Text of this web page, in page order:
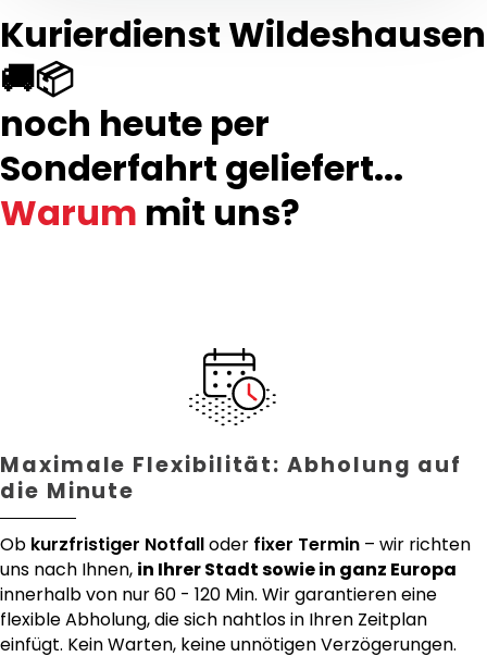
Kurierdienst Wildeshausen
🚚📦
noch heute per
Sonderfahrt geliefert...
Warum mit uns?
Maximale Flexibilität: Abholung auf
die Minute
Ob kurzfristiger Notfalloder fixer Termin – wir richten
uns nach Ihnen, in Ihrer Stadt sowie in ganz Europa
innerhalb von nur 60 - 120 Min. Wir garantieren eine
flexible Abholung, die sich nahtlos in Ihren Zeitplan
einfügt. Kein Warten, keine unnötigen Verzögerungen.